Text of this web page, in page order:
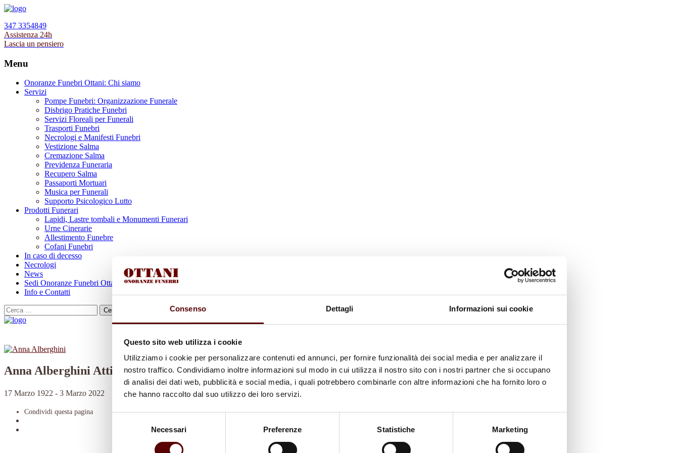
Consenso Dettagli Informazioni sui cookie
Questo sito web utilizza i cookie
Utilizziamo i cookie per personalizzare contenuti ed annunci, per fornire funzionalità dei social media e per analizzare il
nostro traffico. Condividiamo inoltre informazioni sul modo in cui utilizza il nostro sito con i nostri partner che si occupano
di analisi dei dati web, pubblicità e social media, i quali potrebbero combinarle con altre informazioni che ha fornito loro o
che hanno raccolto dal suo utilizzo dei loro servizi.
Necessari Preferenze Statistiche Marketing
347 3354849
Assistenza 24h
Lascia un pensiero
Menu
Onoranze Funebri Ottani: Chi siamo
Servizi
Pompe Funebri: Organizzazione Funerale
Disbrigo Pratiche Funebri
Servizi Floreali per Funerali
Trasporti Funebri
Necrologi e Manifesti Funebri
Vestizione Salma
Cremazione Salma
Previdenza Funeraria
Recupero Salma
Passaporti Mortuari
Musica per Funerali
Supporto Psicologico Lutto
Prodotti Funerari
Lapidi, Lastre tombali e Monumenti Funerari
Urne Cinerarie
Allestimento Funebre
Cofani Funebri
In caso di decesso
Necrologi
News
Sedi Onoranze Funebri Ottani
Info e Contatti
Cerca
per:
Anna Alberghini Atti
17 Marzo 1922 - 3 Marzo 2022
Condividi questa pagina